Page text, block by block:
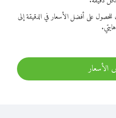
على أفضل الأسعار في الدقيقة إلى
هايتي.